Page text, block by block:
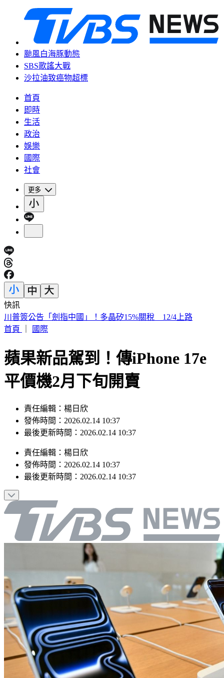
颱風白海豚動態
SBS歌謠大戰
沙拉油致癌物超標
首頁
即時
生活
政治
娛樂
國際
社會
更多
快訊
白海豚「週末最近台」！鄭明典示警：遇黑潮恐變強
首頁
國際
蘋果新品駕到！傳iPhone 17e
平價機2月下旬開賣
責任編輯：楊日欣
發佈時間：2026.02.14 10:37
最後更新時間：2026.02.14 10:37
責任編輯 ： 楊日欣
發佈時間： 2026.02.14 10:37
最後更新時間： 2026.02.14 10:37